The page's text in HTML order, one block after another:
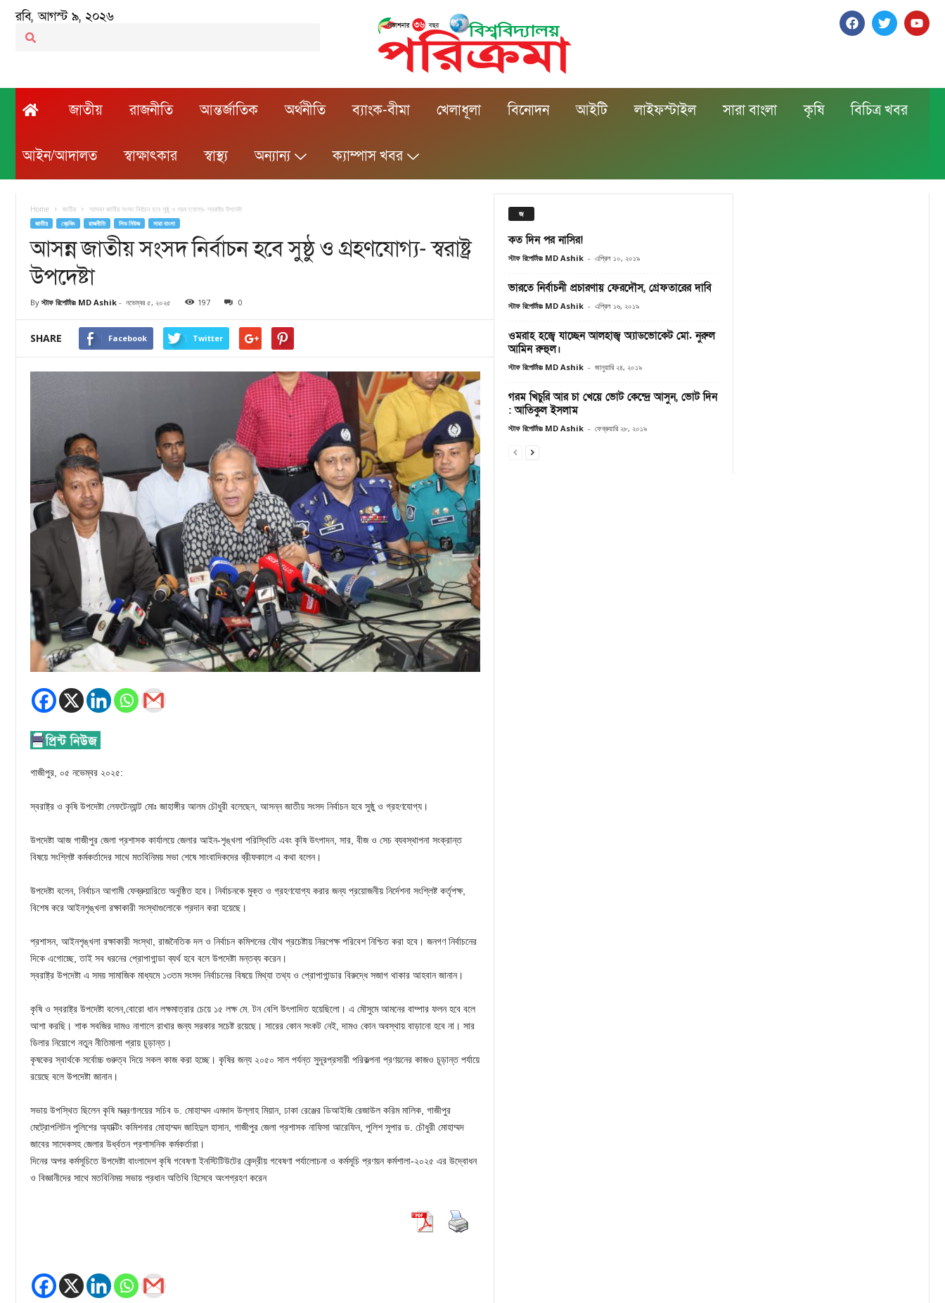
রবি, আগস্ট ৯, ২০২৬
জাতীয় রাজনীতি আন্তর্জাতিক অর্থনীতি ব্যাংক-বীমা খেলাধূলা বিনোদন আইটি লাইফস্টাইল সারা বাংলা কৃষি বিচিত্র খবর
আইন/আদালত স্বাক্ষাৎকার স্বাস্থ্য অন্যান্য ক্যাম্পাস খবর
Home জাতীয় আসন্ন জাতীয় সংসদ নির্বাচন হবে সুষ্ঠু ও গ্রহণযোগ্য- স্বরাষ্ট্র উপদেষ্টা
জাতীয় ব্রেকিং রাজনীতি লিড নিউজ সারা বাংলা
আসন্ন জাতীয় সংসদ নির্বাচন হবে সুষ্ঠু ও গ্রহণযোগ্য- স্বরাষ্ট্র
উপদেষ্টা
By স্টাফ রিপোর্টারঃ MD Ashik - নভেম্বর ৫, ২০২৫ 197 0
SHARE Facebook Twitter
গাজীপুর, ০৫ নভেম্বর ২০২৫:
স্বরাষ্ট্র ও কৃষি উপদেষ্টা লেফটেন্যান্ট মোঃ জাহাঙ্গীর আলম চৌধুরী বলেছেন, আসন্ন জাতীয় সংসদ নির্বাচন হবে সুষ্ঠু ও গ্রহণযোগ্য।
উপদেষ্টা আজ গাজীপুর জেলা প্রশাসক কার্যালয়ে জেলার আইন-শৃঙ্খলা পরিস্থিতি এবং কৃষি উৎপাদন, সার, বীজ ও সেচ ব্যবস্থাপনা সংক্রান্ত
বিষয়ে সংশ্লিষ্ট কর্মকর্তাদের সাথে মতবিনিময় সভা শেষে সাংবাদিকদের ব্রীফকালে এ কথা বলেন।
উপদেষ্টা বলেন, নির্বাচন আগামী ফেব্রুয়ারিতে অনুষ্ঠিত হবে। নির্বাচনকে মুক্ত ও গ্রহণযোগ্য করার জন্য প্রয়োজনীয় নির্দেশনা সংশ্লিষ্ট কর্তৃপক্ষ,
বিশেষ করে আইনশৃঙ্খলা রক্ষাকারী সংস্থাগুলোকে প্রদান করা হয়েছে।
প্রশাসন, আইনশৃঙ্খলা রক্ষাকারী সংস্থা, রাজনৈতিক দল ও নির্বাচন কমিশনের যৌথ প্রচেষ্টায় নিরপেক্ষ পরিবেশ নিশ্চিত করা হবে। জনগণ নির্বাচনের
দিকে এগোচ্ছে, তাই সব ধরনের প্রোপাগান্ডা ব্যর্থ হবে বলে উপদেষ্টা মন্তব্য করেন।
স্বরাষ্ট্র উপদেষ্টা এ সময় সামাজিক মাধ্যমে ১৩তম সংসদ নির্বাচনের বিষয়ে মিথ্যা তথ্য ও প্রোপাগান্ডার বিরুদ্ধে সজাগ থাকার আহবান জানান।
কৃষি ও স্বরাষ্ট্র উপদেষ্টা বলেন,বোরো ধান লক্ষমাত্রার চেয়ে ১৫ লক্ষ মে. টন বেশি উৎপাদিত হয়েছিলো। এ মৌসুমে আমনের বাম্পার ফলন হবে বলে
আশা করছি। শাক সবজির দামও নাগালে রাখার জন্য সরকার সচেষ্ট রয়েছে। সারের কোন সংকট নেই, দামও কোন অবস্থায় বাড়ানো হবে না। সার
ডিলার নিয়োগে নতুন নীতিমালা প্রায় চূড়ান্ত।
কৃষকের স্বার্থকে সর্বোচ্চ গুরুত্ব দিয়ে সকল কাজ করা হচ্ছে। কৃষির জন্য ২০৫০ সাল পর্যন্ত সুদূরপ্রসারী পরিকল্পনা প্রণয়নের কাজও চূড়ান্ত পর্যায়ে
রয়েছে বলে উপদেষ্টা জানান।
সভায় উপস্থিত ছিলেন কৃষি মন্ত্রণালয়ের সচিব ড. মোহাম্মদ এমদাদ উল্লাহ মিয়ান, ঢাকা রেঞ্জের ডিআইজি রেজাউল করিম মালিক, গাজীপুর
মেট্রোপলিটন পুলিশের অ্যাক্টিং কমিশনার মোহাম্মদ জাহিদুল হাসান, গাজীপুর জেলা প্রশাসক নাফিসা আরেফিন, পুলিশ সুপার ড. চৌধুরী মোহাম্মদ
জাবের সাদেকসহ জেলার উর্ধ্বতন প্রশাসনিক কর্মকর্তারা।
দিনের অপর কর্মসূচিতে উপদেষ্টা বাংলাদেশ কৃষি গবেষণা ইনস্টিটিউটের কেন্দ্রীয় গবেষণা পর্যালোচনা ও কর্মসূচি প্রণয়ন কর্মশালা-২০২৫ এর উদ্বোধন
ও বিজ্ঞানীদের সাথে মতবিনিময় সভায় প্রধান অতিথি হিসেবে অংশগ্রহণ করেন
জ
কত দিন পর নাসির!
স্টাফ রিপোর্টারঃ MD Ashik - এপ্রিল ১০, ২০১৯
ভারতে নির্বাচনী প্রচারণায় ফেরদৌস, গ্রেফতারের দাবি
স্টাফ রিপোর্টারঃ MD Ashik - এপ্রিল ১৬, ২০১৯
ওমরাহ হজ্বে যাচ্ছেন আলহাজ্ব অ্যাডভোকেট মো. নুরুল
আমিন রুহুল।
স্টাফ রিপোর্টারঃ MD Ashik - জানুয়ারি ২৪, ২০১৯
গরম খিচুরি আর চা খেয়ে ভোট কেন্দ্রে আসুন, ভোট দিন
: আতিকুল ইসলাম
স্টাফ রিপোর্টারঃ MD Ashik - ফেব্রুয়ারি ২৮, ২০১৯